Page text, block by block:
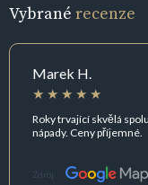
Vybrané recenze
Marek H.
Roky trvající skvělá
nápady. Ceny příjemné.
Zdroj: